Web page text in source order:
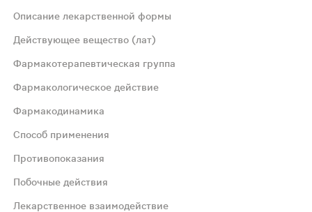
желтого цвета.
и угнетает дыхательные цепи, цикл
Описание лекарственной формы
Действующее вещество (лат)
Фармакотерапевтическая группа
Фармакологическое действие
Фармакодинамика
Способ применения
Противопоказания
Побочные действия
Лекарственное взаимодействие